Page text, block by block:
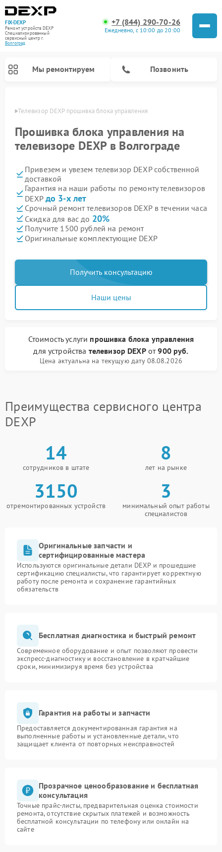
FIX-DEXP
Ремонт устройств DEXP
Специализированный
cервисный центр г.
Волгоград
+7 (844) 290-70-26
Ежедневно, с 10:00 до 20:00
Мы ремонтируем Позвонить
Телевизор DEXP прошивка блока управления
Прошивка блока управления на
телевизоре DEXP в Волгограде
Привезем и увезем телевизор DEXP собственной
доставкой
Гарантия на наши работы по ремонту телевизоров
DEXP до 3-х лет
Срочный ремонт телевизоров DEXP в течении часа
Скидка для вас до 20%
Получите 1500 рублей на ремонт
Оригинальные комплектующие DEXP
Получить консультацию
Наши цены
Стоимость услуги прошивка блока управления
для устройства телевизор DEXPот900 руб.
Цена актуальна на текущую дату 08.08.2026
Преимущества сервисного центра
DEXP
14
сотрудников в штате
8
лет на рынке
3150
отремонтированных устройств
3
минимальный опыт работы
специалистов
Оригинальные запчасти и
сертифицированные мастера
Используются оригинальные детали DEXP и прошедшие
сертификацию специалисты, что гарантирует корректную
работу после ремонта и сохранение гарантийных
обязательств
Бесплатная диагностика и быстрый ремонт
Современное оборудование и опыт позволяют провести
экспресс-диагностику и восстановление в кратчайшие
сроки, минимизируя время без устройства
Гарантия на работы и запчасти
Предоставляется документированная гарантия на
выполненные работы и установленные детали, что
защищает клиента от повторных неисправностей
Прозрачное ценообразование и бесплатная
консультация
Точные прайс-листы, предварительная оценка стоимости
ремонта, отсутствие скрытых платежей и возможность
бесплатной консультации по телефону или онлайн на
сайте